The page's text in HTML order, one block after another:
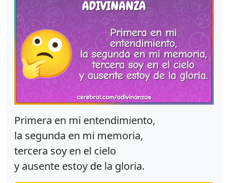
Primera en mi entendimiento,
la segunda en mi memoria,
tercera soy en el cielo
y ausente estoy de la gloria.